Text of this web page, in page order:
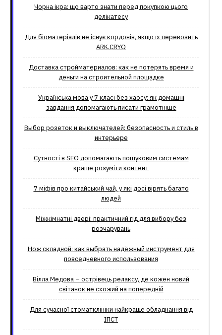
Чорна ікра: що варто знати перед покупкою цього
делікатесу
Для біоматеріалів не існує кордонів, якщо їх перевозить
ARK.CRYO
Доставка стройматериалов: как не потерять время и
деньги на строительной площадке
Українська мова у 7 класі без хаосу: як домашні
завдання допомагають писати грамотніше
Выбор розеток и выключателей: безопасность и стиль в
интерьере
Сутності в SEO допомагають пошуковим системам
краще розуміти контент
7 міфів про китайський чай, у які досі вірять багато
людей
Міжкімнатні двері: практичний гід для вибору без
розчарувань
Нож складной: как выбрать надёжный инструмент для
повседневного использования
Вілла Медова – острівець релаксу, де кожен новий
світанок не схожий на попередній
Для сучасної стоматклініки найкраще обладнання від
ІПСТ